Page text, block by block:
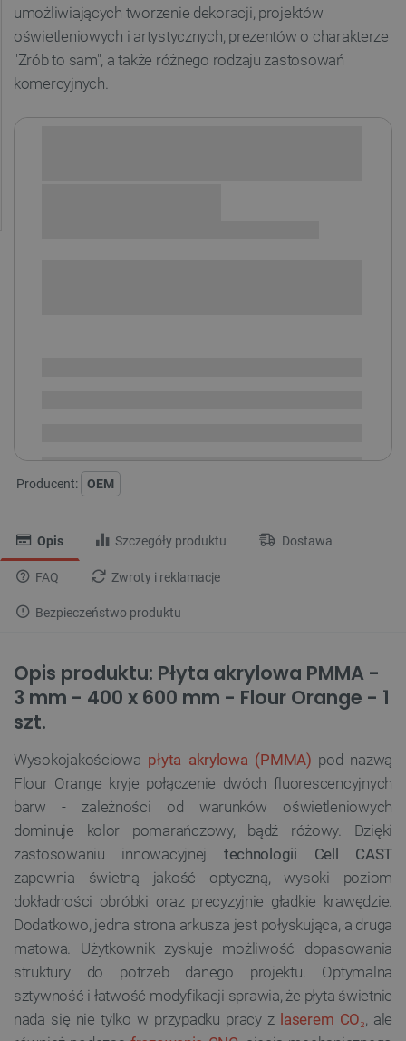
umożliwiających tworzenie dekoracji, projektów
oświetleniowych i artystycznych, prezentów o charakterze
"Zrób to sam", a także różnego rodzaju zastosowań
komercyjnych.
Producent: OEM
Opis Szczegóły produktu Dostawa
FAQ Zwroty i reklamacje
Bezpieczeństwo produktu
Opis produktu: Płyta akrylowa PMMA -
3 mm - 400 x 600 mm - Flour Orange - 1
szt.
Wysokojakościowa płyta akrylowa (PMMA) pod nazwą
Flour Orange kryje połączenie dwóch fluorescencyjnych
barw - zależności od warunków oświetleniowych
dominuje kolor pomarańczowy, bądź różowy. Dzięki
zastosowaniu innowacyjnej technologii Cell CAST
zapewnia świetną jakość optyczną, wysoki poziom
dokładności obróbki oraz precyzyjnie gładkie krawędzie.
Dodatkowo, jedna strona arkusza jest połyskująca, a druga
matowa. Użytkownik zyskuje możliwość dopasowania
struktury do potrzeb danego projektu. Optymalna
sztywność i łatwość modyfikacji sprawia, że płyta świetnie
nada się nie tylko w przypadku pracy z laserem CO₂, ale